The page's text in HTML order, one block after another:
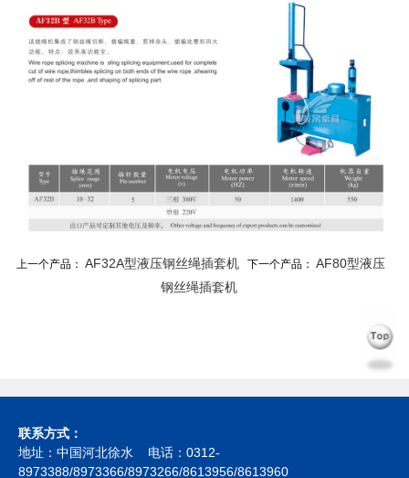
上一个产品： AF32A型液压钢丝绳插套机 下一个产品： AF80型液压
钢丝绳插套机
联系方式：
地址：中国河北徐水 电话：0312-
8973388/8973366/8973266/8613956/8613960